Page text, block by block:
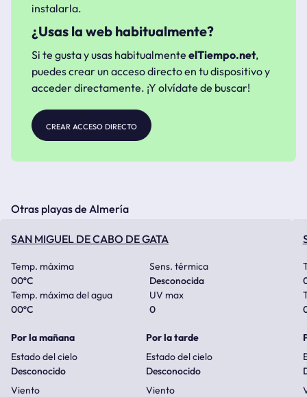
instalarla.
¿Usas la web habitualmente?
Si te gusta y usas habitualmente elTiempo.net,
puedes crear un acceso directo en tu dispositivo y
acceder directamente. ¡Y olvídate de buscar!
crear acceso directo
Otras playas de Almería
SAN MIGUEL DE CABO DE GATA
Temp. máxima
00ºC
Sens. térmica
Desconocida
Temp. máxima del agua
00ºC
UV max
0
Por la mañana
Estado del cielo
Desconocido
Viento
Por la tarde
Estado del cielo
Desconocido
Viento